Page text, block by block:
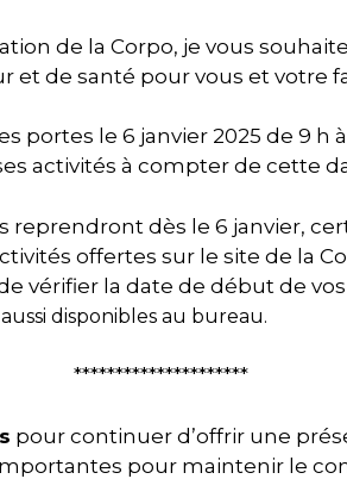
de la Corpo, je vous
et de santé pour vous et votre
portes le 6 janvier 2025 de 9 h à
activités à compter de cette
reprendront dès le 6 janvier,
offertes sur le site de la
vérifier la date de début de
disponibles au bureau.
*********************
pour continuer d’offrir une
pour maintenir le